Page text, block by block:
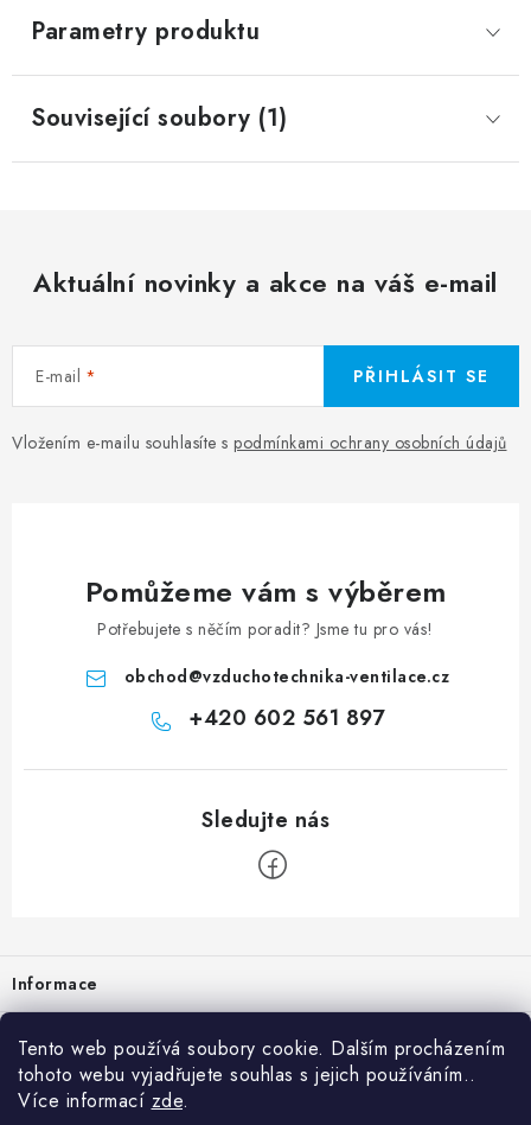
Tento web používá soubory cookie. Dalším procházením
tohoto webu vyjadřujete souhlas s jejich používáním..
Více informací zde.
Parametry produktu
Související soubory (1)
Aktuální novinky a akce na váš e-mail
E-mail
Vložením e-mailu souhlasíte s podmínkami ochrany osobních údajů
PŘIHLÁSIT SE
Pomůžeme vám s výběrem
Potřebujete s něčím poradit? Jsme tu pro vás!
obchod@vzduchotechnika-ventilace.cz
+420 602 561 897
Informace
Prodejna
Rady a tipy